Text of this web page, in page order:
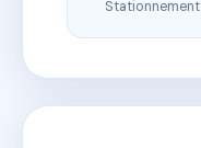
Stationnement